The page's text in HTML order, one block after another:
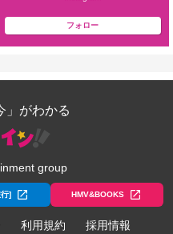
フォロー
」がわかる
group
] HMV&BOOKS
利用規約 採用情報